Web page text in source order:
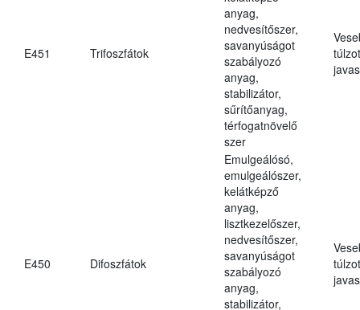
E451 Trifoszfátok
anyag,
nedvesítőszer,
savanyúságot
szabályozó
anyag,
stabilizátor,
sűrítőanyag,
térfogatnövelő
szer
E450 Difoszfátok
Emulgeálósó,
emulgeálószer,
kelátképző
anyag,
lisztkezelőszer,
nedvesítőszer,
savanyúságot
szabályozó
anyag,
stabilizátor,